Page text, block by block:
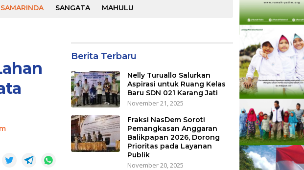
SAMARINDA SANGATA MAHULU
Berita Terbaru
Nelly Turuallo Salurkan
Aspirasi untuk Ruang Kelas
Baru SDN 021 Karang Jati
November 21, 2025
Fraksi NasDem Soroti
Pemangkasan Anggaran
Balikpapan 2026, Dorong
Prioritas pada Layanan
Publik
November 20, 2025